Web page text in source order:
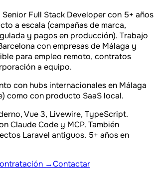
Full Stack Developer con 5+ años
a escala (campañas de marca,
y pagos en producción). Trabajo
con empresas de Málaga y
para empleo remoto, contratos
a equipo.
con hubs internacionales en Málaga
como con producto SaaS local.
Vue 3, Livewire, TypeScript.
Claude Code y MCP. También
Laravel antiguos. 5+ años en
→Contactar